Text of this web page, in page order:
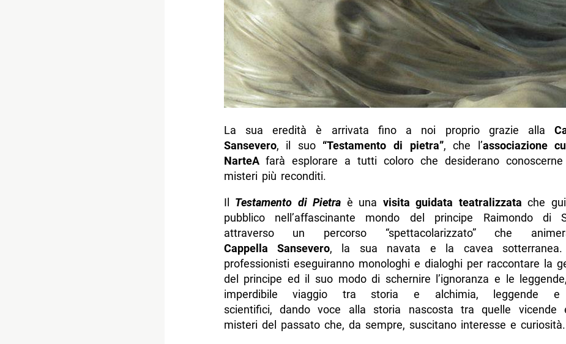
La sua eredità è arrivata fino a noi proprio grazie alla
Sansevero, il suo“Testamento di pietra”, che l’associazione
NarteAfarà esplorare a tutti coloro che desiderano
misteri più reconditi.
Il Testamento di Pietra è una visita guidata teatralizzata che
pubblico nell’affascinante mondo del principe Raimondo di
attraverso un percorso “spettacolarizzato” che
Cappella Sansevero, la sua navata e la cavea sotterranea.
professionisti eseguiranno monologhi e dialoghi per raccontare la
del principe ed il suo modo di schernire l’ignoranza e le
imperdibile viaggio tra storia e alchimia, leggende e
scientifici, dando voce alla storia nascosta tra quelle vicende
misteri del passato che, da sempre, suscitano interesse e curiosità.